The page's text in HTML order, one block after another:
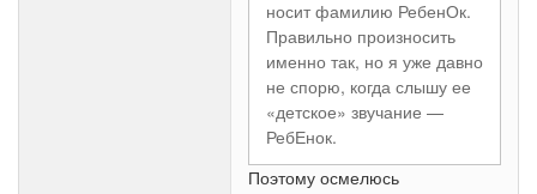
носит фамилию РебенОк.
Правильно произносить
именно так, но я уже давно
не спорю, когда слышу ее
«детское» звучание —
РебЕнок.
Поэтому осмелюсь